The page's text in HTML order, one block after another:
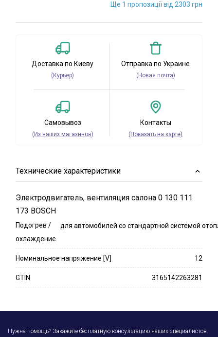
Ще 1 пропозиції від 2303 грн
Доставка по Киеву
(Курьер)
Отправка по Украине
(Новая почта)
Самовывоз
(Из наших магазинов)
Контакты
(Показать на карте)
Технические характеристики
Электродвигатель, вентиляция салона 0 130 111
173 BOSCH
Подогрев /
охлаждение
для автомобилей со стандартной системой
Номинальное напряжение [V] 12
GTIN 3165142263281
Нужна помощь? Закажите бесплатную консультацию наших специалистов.